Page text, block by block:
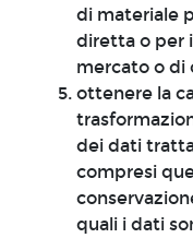
di materiale
diretta o per
mercato o di
ottenere la
dei dati
compresi
quali i dati